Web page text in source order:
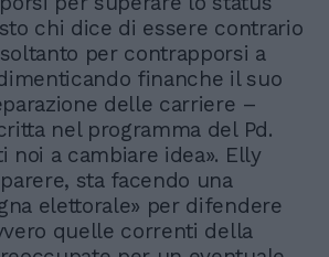
chi dice di essere contrario
per contrapporsi a
finanche il suo
delle carriere –
nel programma del Pd.
noi a cambiare idea». Elly
sta facendo una
elettorale» per difendere
quelle correnti della